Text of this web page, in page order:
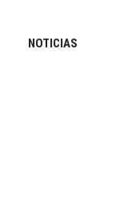
NOTICIAS